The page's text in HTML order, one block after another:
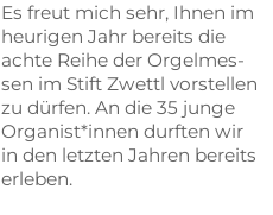
Es freut mich sehr, Ih­nen im
heu­ri­gen Jahr be­reits die
ach­te Rei­he der Or­gel­mes­
sen im Stift Zwettl vor­stel­len
zu dür­fen. An die 35 jun­ge
Organist*innen durf­ten wir
in den letz­ten Jah­ren be­reits
erleben.